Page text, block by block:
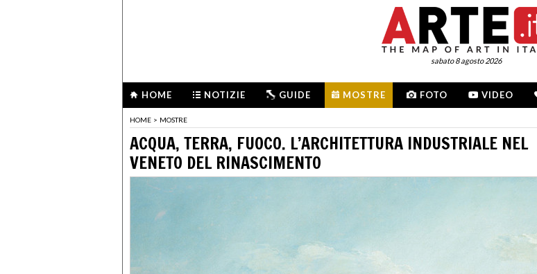
sabato 8 agosto 2026
HOME NOTIZIE GUIDE MOSTRE FOTO VIDEO
HOME > MOSTRE
ACQUA, TERRA, FUOCO. L’ARCHITETTURA INDUSTRIALE NEL
VENETO DEL RINASCIMENTO